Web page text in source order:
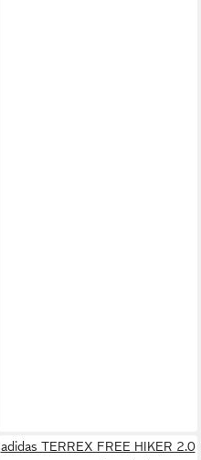
adidas TERREX FREE HIKER 2.0